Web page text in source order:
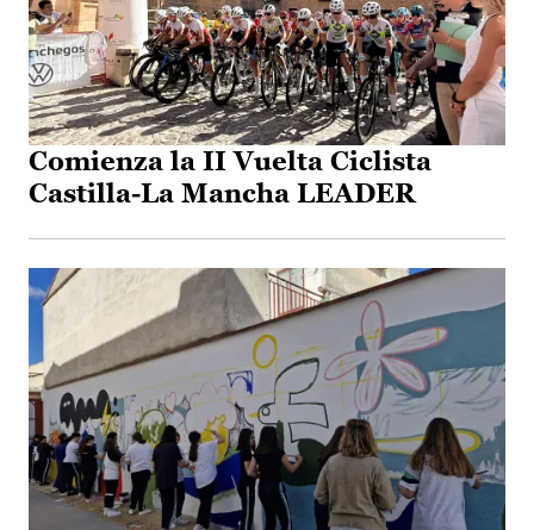
Comienza la II Vuelta Ciclista
Castilla-La Mancha LEADER